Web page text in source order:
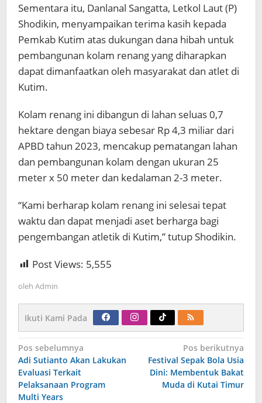
Sementara itu, Danlanal Sangatta, Letkol Laut (P)
Shodikin, menyampaikan terima kasih kepada
Pemkab Kutim atas dukungan dana hibah untuk
pembangunan kolam renang yang diharapkan
dapat dimanfaatkan oleh masyarakat dan atlet di
Kutim.
Kolam renang ini dibangun di lahan seluas 0,7
hektare dengan biaya sebesar Rp 4,3 miliar dari
APBD tahun 2023, mencakup pematangan lahan
dan pembangunan kolam dengan ukuran 25
meter x 50 meter dan kedalaman 2-3 meter.
“Kami berharap kolam renang ini selesai tepat
waktu dan dapat menjadi aset berharga bagi
pengembangan atletik di Kutim,” tutup Shodikin.
Post Views: 5,555
oleh Admin
Ikuti Kami Pada
Navigasi
pos
Pos sebelumnya
Adi Sutianto Akan Lakukan
Evaluasi Terkait
Pelaksanaan Program
Multi Years
Pos berikutnya
Festival Sepak Bola Usia
Dini: Membentuk Bakat
Muda di Kutai Timur